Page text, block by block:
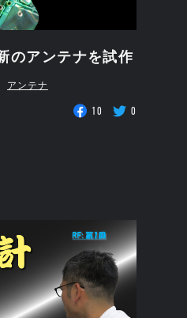
のアンテナを試作
アンテナ
10 0